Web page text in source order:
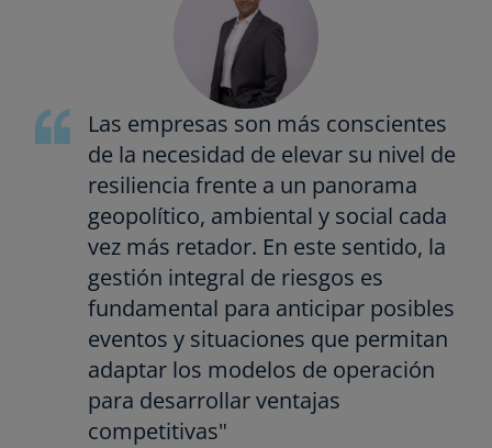
Las empresas son más conscientes
de la necesidad de elevar su nivel de
resiliencia frente a un panorama
geopolítico, ambiental y social cada
vez más retador. En este sentido, la
gestión integral de riesgos es
fundamental para anticipar posibles
eventos y situaciones que permitan
adaptar los modelos de operación
para desarrollar ventajas
competitivas"